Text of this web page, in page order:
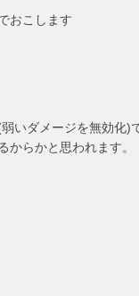
おこします
いダメージを無効化)
からかと思われます。